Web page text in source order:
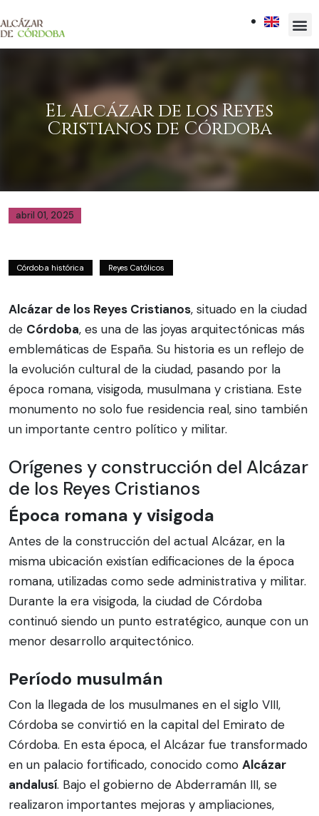
El Alcázar de los Reyes
Cristianos de Córdoba
abril 01, 2025
Córdoba histórica Reyes Católicos
Alcázar de los Reyes Cristianos, situado en la ciudad
de Córdoba, es una de las joyas arquitectónicas más
emblemáticas de España. Su historia es un reflejo de
la evolución cultural de la ciudad, pasando por la
época romana, visigoda, musulmana y cristiana. Este
monumento no solo fue residencia real, sino también
un importante centro político y militar.
Orígenes y construcción del Alcázar
de los Reyes Cristianos
Época romana y visigoda
Antes de la construcción del actual Alcázar, en la
misma ubicación existían edificaciones de la época
romana, utilizadas como sede administrativa y militar.
Durante la era visigoda, la ciudad de Córdoba
continuó siendo un punto estratégico, aunque con un
menor desarrollo arquitectónico.
Período musulmán
Con la llegada de los musulmanes en el siglo VIII,
Córdoba se convirtió en la capital del Emirato de
Córdoba. En esta época, el Alcázar fue transformado
en un palacio fortificado, conocido como Alcázar
andalusí. Bajo el gobierno de Abderramán III, se
realizaron importantes mejoras y ampliaciones,